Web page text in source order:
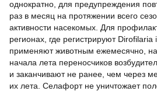
однократно, для предупреждения
раз в месяц на протяжении всего
активности насекомых. Для
регионах, где регистрируют
применяют животным ежемесячно,
начала лета переносчиков
и заканчивают не ранее, чем через
их лета. Селафорт не уничтожает